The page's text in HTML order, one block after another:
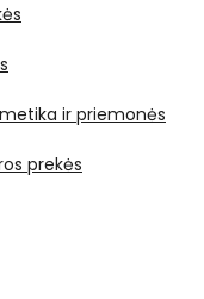
ir priemonės
prekės